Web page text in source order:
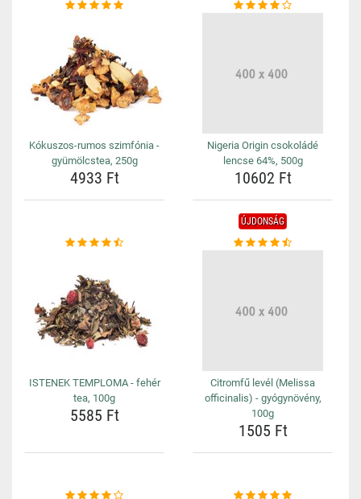
Kókuszos-rumos szimfónia -
gyümölcstea, 250g
4933 Ft
Nigeria Origin csokoládé
lencse 64%, 500g
10602 Ft
ISTENEK TEMPLOMA - fehér
tea, 100g
5585 Ft
ÚJDONSÁG
Citromfű levél (Melissa
officinalis) - gyógynövény,
100g
1505 Ft